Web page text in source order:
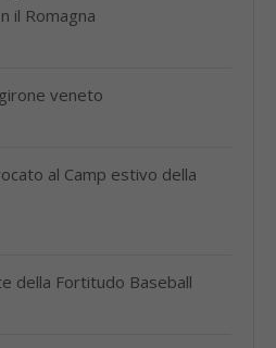
il Romagna
veneto
al Camp estivo della
della Fortitudo Baseball